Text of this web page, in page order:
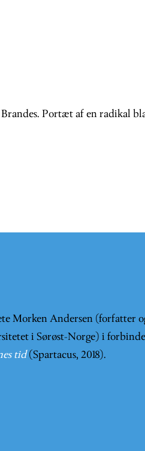
Portæt af en radikal
Morken Andersen (forfatter
i Sørøst-Norge) i
tid (Spartacus, 2018).